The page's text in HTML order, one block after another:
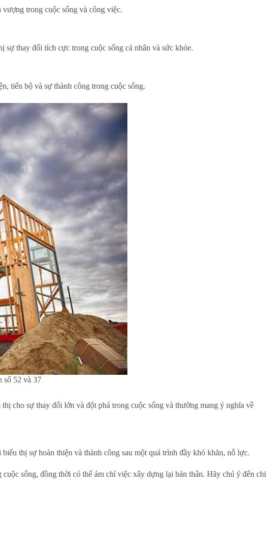
trong cuộc sống và công việc.
sự thay đổi tích cực trong cuộc sống cá nhân và sức khỏe.
tiến bộ và sự thành công trong cuộc sống.
số 52 và 37
cho sự thay đổi lớn và đột phá trong cuộc sống và thường mang ý nghĩa về
thị sự hoàn thiện và thành công sau một quá trình đầy khó khăn, nỗ lực.
sống, đồng thời có thể ám chỉ việc xây dựng lại bản thân. Hãy chú ý đến chi